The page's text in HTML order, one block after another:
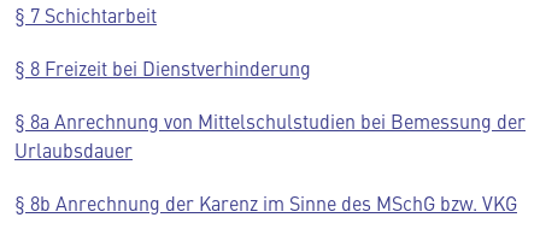
§ 7 Schichtarbeit
§ 8 Freizeit bei Dienstverhinderung
§ 8a Anrechnung von Mittelschulstudien bei Bemessung der
Urlaubsdauer
§ 8b Anrechnung der Karenz im Sinne des MSchG bzw. VKG